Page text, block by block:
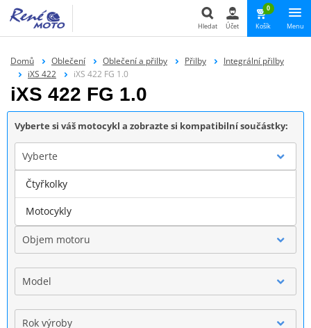
Hledat
Hledat Účet
0
Košík Menu
Domů Oblečení Oblečení a přilby Přilby
Integrální přilby
iXS 422
iXS 422 FG 1.0
iXS 422 FG 1.0
Vyberte si váš motocykl a zobrazte si kompatibilní součástky:
Vyberte
Značka
Objem motoru
Model
Rok výroby
Čtyřkolky
Motocykly